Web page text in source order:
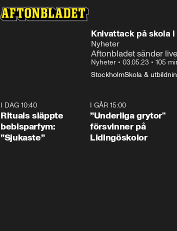
Knivattack på skola
Nyheter
Aftonbladet sänder
Nyheter • 03.05.23 • 105
StockholmSkola &
I DAG 10:40
Rituals släppte
bebisparfym:
”Sjukaste”
I GÅR 15:00
”Underliga grytor"
försvinner på
Lidingöskolor